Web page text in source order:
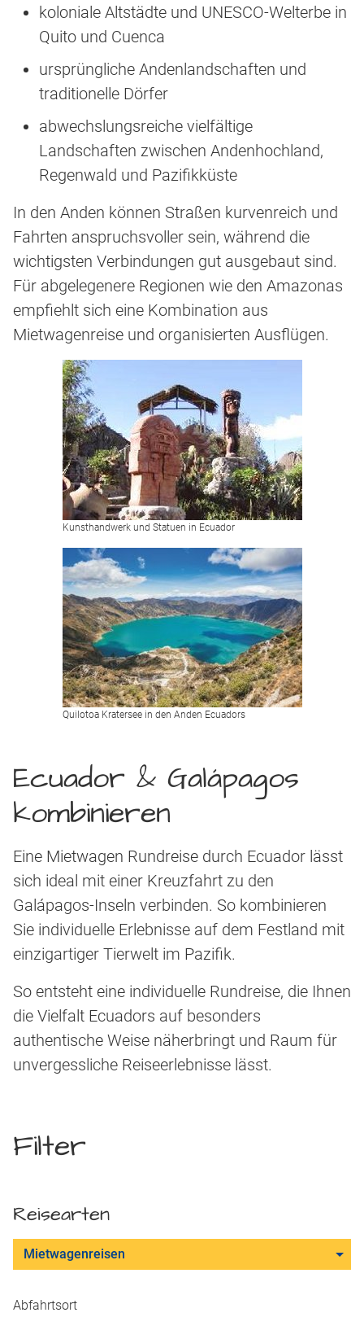
koloniale Altstädte und UNESCO-Welterbe in
Quito und Cuenca
ursprüngliche Andenlandschaften und
traditionelle Dörfer
abwechslungsreiche vielfältige
Landschaften zwischen Andenhochland,
Regenwald und Pazifikküste
In den Anden können Straßen kurvenreich und
Fahrten anspruchsvoller sein, während die
wichtigsten Verbindungen gut ausgebaut sind.
Für abgelegenere Regionen wie den Amazonas
empfiehlt sich eine Kombination aus
Mietwagenreise und organisierten Ausflügen.
Kunsthandwerk und Statuen in Ecuador
Quilotoa Kratersee in den Anden Ecuadors
Ecuador & Galápagos
kombinieren
Eine Mietwagen Rundreise durch Ecuador lässt
sich ideal mit einer Kreuzfahrt zu den
Galápagos-Inseln verbinden. So kombinieren
Sie individuelle Erlebnisse auf dem Festland mit
einzigartiger Tierwelt im Pazifik.
So entsteht eine individuelle Rundreise, die Ihnen
die Vielfalt Ecuadors auf besonders
authentische Weise näherbringt und Raum für
unvergessliche Reiseerlebnisse lässt.
Filter
Reisearten
Mietwagenreisen
Abfahrtsort